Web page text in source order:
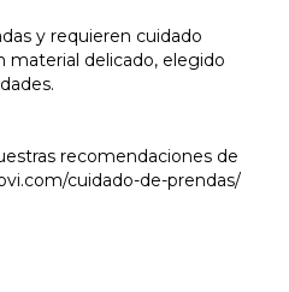
y requieren cuidado
material delicado, elegido
recomendaciones de
cuidado-de-prendas/